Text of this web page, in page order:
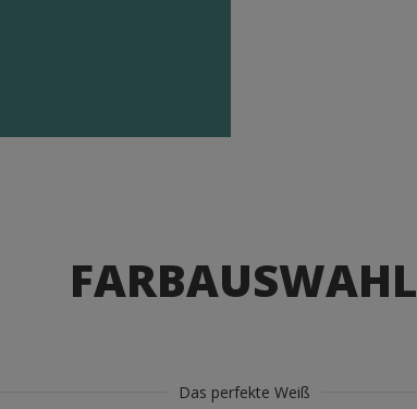
FARBAUSWAHL
Das perfekte Weiß